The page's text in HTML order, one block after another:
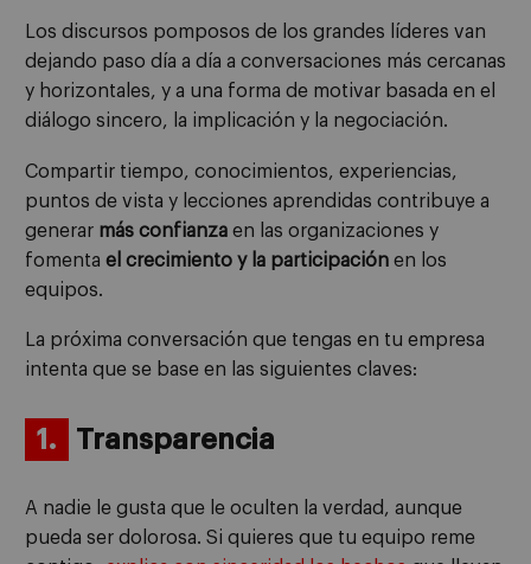
Los discursos pomposos de los grandes líderes van
dejando paso día a día a conversaciones más cercanas
y horizontales, y a una forma de motivar basada en el
diálogo sincero, la implicación y la negociación.
Compartir tiempo, conocimientos, experiencias,
puntos de vista y lecciones aprendidas contribuye a
generar más confianza en las organizaciones y
fomenta el crecimiento y la participación en los
equipos.
La próxima conversación que tengas en tu empresa
intenta que se base en las siguientes claves:
1. Transparencia
A nadie le gusta que le oculten la verdad, aunque
pueda ser dolorosa. Si quieres que tu equipo reme